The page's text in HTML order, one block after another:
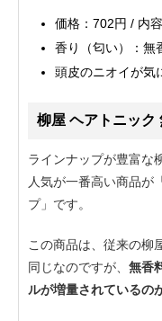
価格：702円 / 内
香り（匂い）：無
頭皮のニオイが気
柳屋 ヘアトニック
ラインナップが豊富な
人気が一番高い商品が
プ」です。
この商品は、従来の柳
同じなのですが、 無香
ルが増量されているの